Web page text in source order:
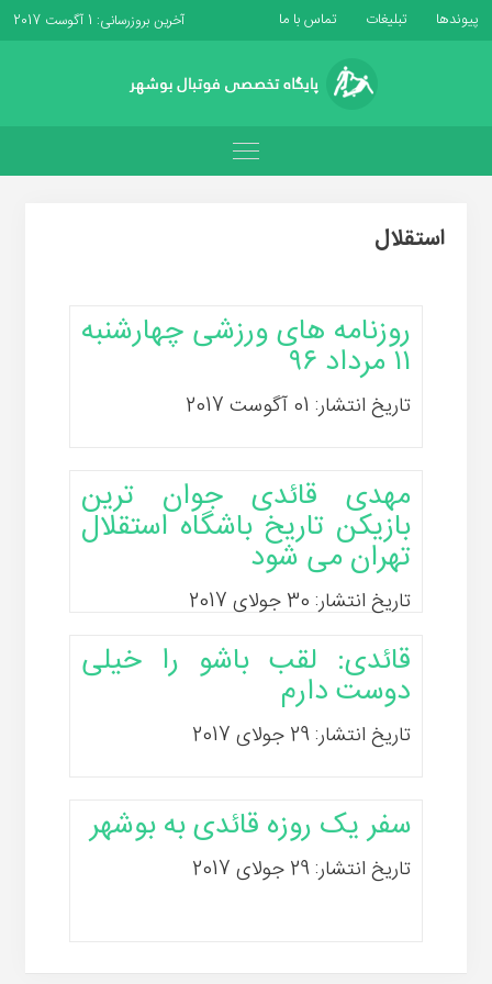
پیوندها تبلیغات تماس با ما آخرین بروزرسانی: 1 آگوست 2017
استقلال
روزنامه های ورزشی چهارشنبه
۱۱ مرداد ۹۶
تاریخ انتشار: 01 آگوست 2017
مهدی قائدی جوان ترین
بازیکن تاریخ باشگاه استقلال
تهران می شود
تاریخ انتشار: 30 جولای 2017
قائدی: لقب باشو را خیلی
دوست دارم
تاریخ انتشار: 29 جولای 2017
سفر یک روزه قائدی به بوشهر
تاریخ انتشار: 29 جولای 2017